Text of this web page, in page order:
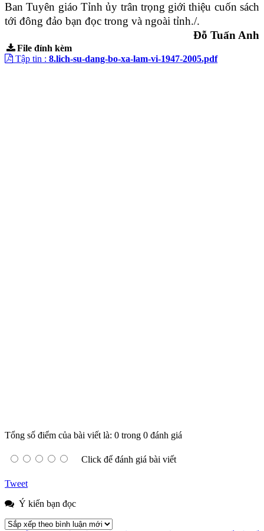
Ban Tuyên giáo Tỉnh ủy trân trọng giới thiệu cuốn sách
tới đông đảo bạn đọc trong và ngoài tỉnh./.
Đỗ Tuấn Anh
File đính kèm
Tập tin : 8.lich-su-dang-bo-xa-lam-vi-1947-2005.pdf
Tổng số điểm của bài viết là: 0 trong 0 đánh giá
Click để đánh giá bài viết
Tweet
Ý kiến bạn đọc